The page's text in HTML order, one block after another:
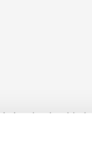
laurbærblade